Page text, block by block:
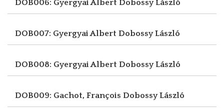
DOB006: Gyergyai Albert Dobossy László
DOB007: Gyergyai Albert Dobossy László
DOB008: Gyergyai Albert Dobossy László
DOB009: Gachot, François Dobossy László